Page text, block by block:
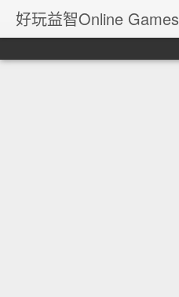
好玩益智Online Games